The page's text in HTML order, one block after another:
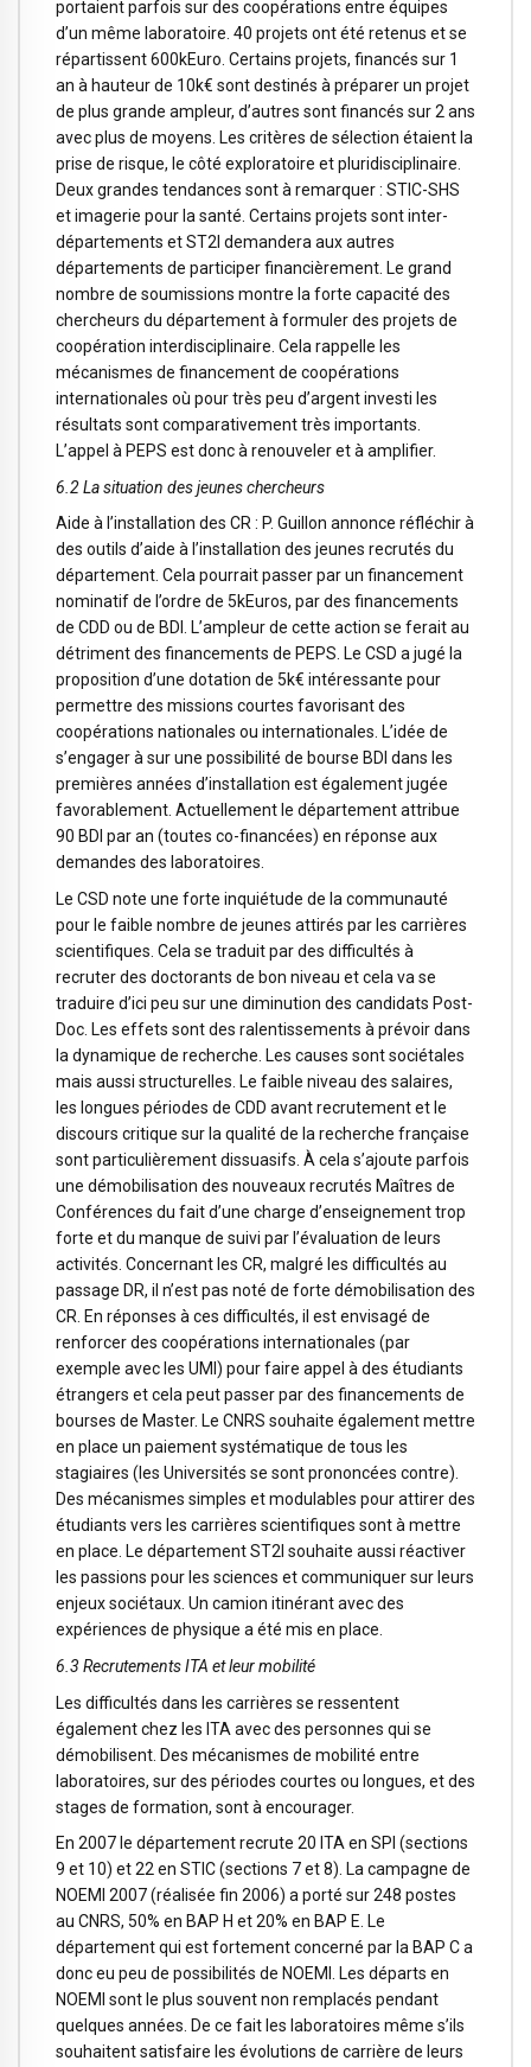
portaient parfois sur des coopérations entre équipes
d’un même laboratoire. 40 projets ont été retenus et se
répartissent 600kEuro. Certains projets, financés sur 1
an à hauteur de 10k€ sont destinés à préparer un projet
de plus grande ampleur, d’autres sont financés sur 2 ans
avec plus de moyens. Les critères de sélection étaient la
prise de risque, le côté exploratoire et pluridisciplinaire.
Deux grandes tendances sont à remarquer : STIC-SHS
et imagerie pour la santé. Certains projets sont inter-
départements et ST2I demandera aux autres
départements de participer financièrement. Le grand
nombre de soumissions montre la forte capacité des
chercheurs du département à formuler des projets de
coopération interdisciplinaire. Cela rappelle les
mécanismes de financement de coopérations
internationales où pour très peu d’argent investi les
résultats sont comparativement très importants.
L’appel à PEPS est donc à renouveler et à amplifier.
6.2 La situation des jeunes chercheurs
Aide à l’installation des CR : P. Guillon annonce réfléchir à
des outils d’aide à l’installation des jeunes recrutés du
département. Cela pourrait passer par un financement
nominatif de l’ordre de 5kEuros, par des financements
de CDD ou de BDI. L’ampleur de cette action se ferait au
détriment des financements de PEPS. Le CSD a jugé la
proposition d’une dotation de 5k€ intéressante pour
permettre des missions courtes favorisant des
coopérations nationales ou internationales. L’idée de
s’engager à sur une possibilité de bourse BDI dans les
premières années d’installation est également jugée
favorablement. Actuellement le département attribue
90 BDI par an (toutes co-financées) en réponse aux
demandes des laboratoires.
Le CSD note une forte inquiétude de la communauté
pour le faible nombre de jeunes attirés par les carrières
scientifiques. Cela se traduit par des difficultés à
recruter des doctorants de bon niveau et cela va se
traduire d’ici peu sur une diminution des candidats Post-
Doc. Les effets sont des ralentissements à prévoir dans
la dynamique de recherche. Les causes sont sociétales
mais aussi structurelles. Le faible niveau des salaires,
les longues périodes de CDD avant recrutement et le
discours critique sur la qualité de la recherche française
sont particulièrement dissuasifs. À cela s’ajoute parfois
une démobilisation des nouveaux recrutés Maîtres de
Conférences du fait d’une charge d’enseignement trop
forte et du manque de suivi par l’évaluation de leurs
activités. Concernant les CR, malgré les difficultés au
passage DR, il n’est pas noté de forte démobilisation des
CR. En réponses à ces difficultés, il est envisagé de
renforcer des coopérations internationales (par
exemple avec les UMI) pour faire appel à des étudiants
étrangers et cela peut passer par des financements de
bourses de Master. Le CNRS souhaite également mettre
en place un paiement systématique de tous les
stagiaires (les Universités se sont prononcées contre).
Des mécanismes simples et modulables pour attirer des
étudiants vers les carrières scientifiques sont à mettre
en place. Le département ST2I souhaite aussi réactiver
les passions pour les sciences et communiquer sur leurs
enjeux sociétaux. Un camion itinérant avec des
expériences de physique a été mis en place.
6.3 Recrutements ITA et leur mobilité
Les difficultés dans les carrières se ressentent
également chez les ITA avec des personnes qui se
démobilisent. Des mécanismes de mobilité entre
laboratoires, sur des périodes courtes ou longues, et des
stages de formation, sont à encourager.
En 2007 le département recrute 20 ITA en SPI (sections
9 et 10) et 22 en STIC (sections 7 et 8). La campagne de
NOEMI 2007 (réalisée fin 2006) a porté sur 248 postes
au CNRS, 50% en BAP H et 20% en BAP E. Le
département qui est fortement concerné par la BAP C a
donc eu peu de possibilités de NOEMI. Les départs en
NOEMI sont le plus souvent non remplacés pendant
quelques années. De ce fait les laboratoires même s’ils
souhaitent satisfaire les évolutions de carrière de leurs